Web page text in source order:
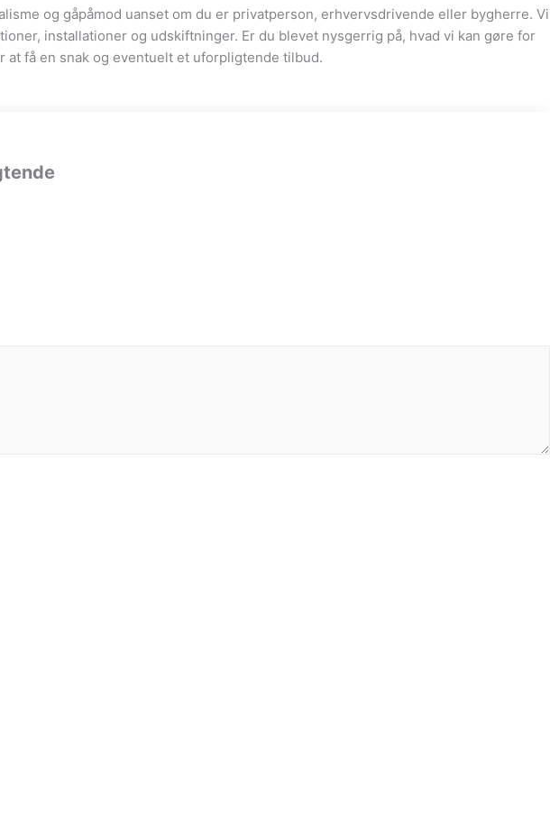
og gåpåmod uanset om du er privatperson, erhvervsdrivende eller bygherre. Vi
installationer og udskiftninger. Er du blevet nysgerrig på, hvad vi kan gøre for
få en snak og eventuelt et uforpligtende tilbud.